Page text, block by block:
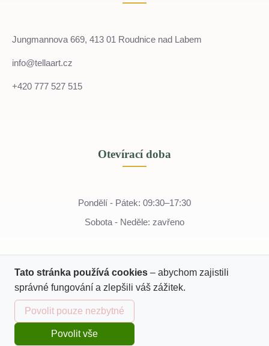
Katalog
Jungmannova 669, 413 01 Roudnice nad Labem
info@tellaart.cz
+420 777 527 515
Otevírací doba
Pondělí - Pátek: 09:30–17:30
Sobota - Neděle: zavřeno
© 2022 - 2026 Tella
Tato stránka používá cookies – abychom zajistili
správné fungování a zlepšili váš zážitek.
Povolit pouze nezbytné
Povolit vše